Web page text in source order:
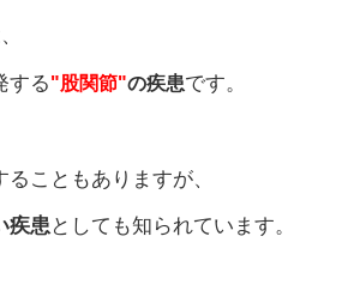
する"股関節"の疾患です。
こともありますが、
疾患としても知られています。